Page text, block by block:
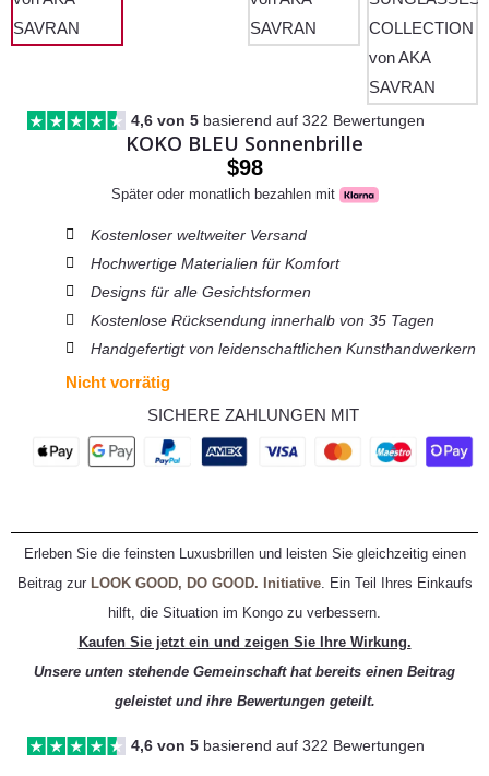
4,6 von 5 basierend auf 322 Bewertungen
KOKO BLEU Sonnenbrille
$98
Später oder monatlich bezahlen mit
Kostenloser weltweiter Versand
Hochwertige Materialien für Komfort
Designs für alle Gesichtsformen
Kostenlose Rücksendung innerhalb von 35 Tagen
Handgefertigt von leidenschaftlichen Kunsthandwerkern
Nicht vorrätig
SICHERE ZAHLUNGEN MIT
Erleben Sie die feinsten Luxusbrillen und leisten Sie gleichzeitig einen
Beitrag zur LOOK GOOD, DO GOOD. Initiative. Ein Teil Ihres Einkaufs
hilft, die Situation im Kongo zu verbessern.
Kaufen Sie jetzt ein und zeigen Sie Ihre Wirkung.
Unsere unten stehende Gemeinschaft hat bereits einen Beitrag
geleistet und ihre Bewertungen geteilt.
4,6 von 5 basierend auf 322 Bewertungen